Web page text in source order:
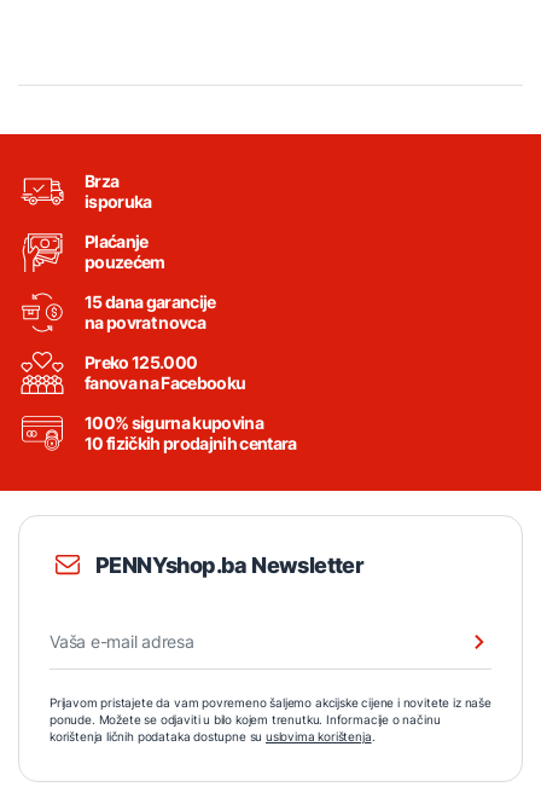
Brza
isporuka
Plaćanje
pouzećem
15 dana garancije
na povrat novca
Preko 125.000
fanova na Facebooku
100% sigurna kupovina
10 fizičkih prodajnih centara
PENNYshop.ba Newsletter
Prijavom pristajete da vam povremeno šaljemo akcijske cijene i novitete iz naše
ponude. Možete se odjaviti u bilo kojem trenutku. Informacije o načinu
korištenja ličnih podataka dostupne su uslovima korištenja.